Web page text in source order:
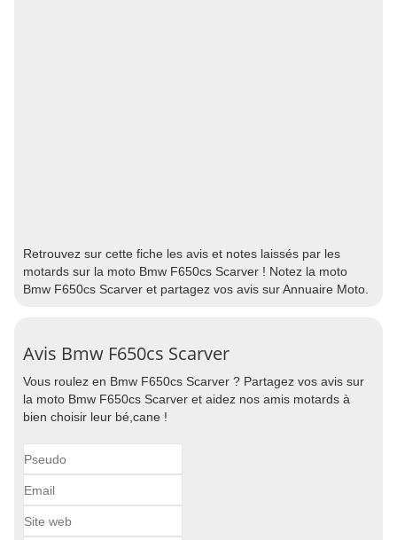
Retrouvez sur cette fiche les avis et notes laissés par les
motards sur la moto Bmw F650cs Scarver ! Notez la moto
Bmw F650cs Scarver et partagez vos avis sur Annuaire Moto.
Avis Bmw F650cs Scarver
Vous roulez en Bmw F650cs Scarver ? Partagez vos avis sur
la moto Bmw F650cs Scarver et aidez nos amis motards à
bien choisir leur bé,cane !